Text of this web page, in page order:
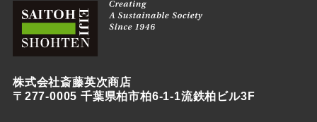
株式会社斎藤英次商店
〒277-0005 千葉県柏市柏6-1-1流鉄柏ビル3F